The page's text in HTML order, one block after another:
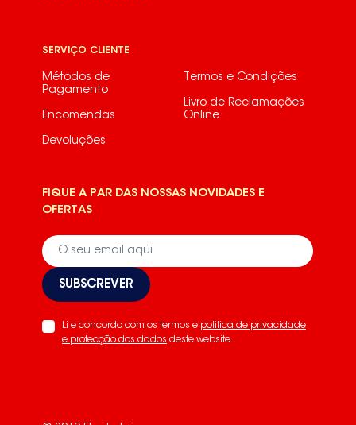
SERVIÇO CLIENTE
Métodos de
Pagamento
Encomendas
Devoluções
Termos e Condições
Livro de Reclamações
Online
FIQUE A PAR DAS NOSSAS NOVIDADES E
OFERTAS
SUBSCREVER
Li e concordo com os termos e politica de privacidade
e protecção dos dados deste website.